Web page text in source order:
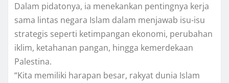
Dalam pidatonya, ia menekankan pentingnya kerja
sama lintas negara Islam dalam menjawab isu-isu
strategis seperti ketimpangan ekonomi, perubahan
iklim, ketahanan pangan, hingga kemerdekaan
Palestina.
“Kita memiliki harapan besar, rakyat dunia Islam